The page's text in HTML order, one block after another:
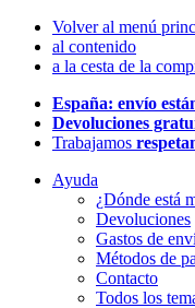
Volver al menú
al contenido
a la cesta de la
España: envío
Devoluciones
Trabajamos
Ayuda
¿Dónde está
Devoluciones
Gastos de
Métodos de
Contacto
Todos los